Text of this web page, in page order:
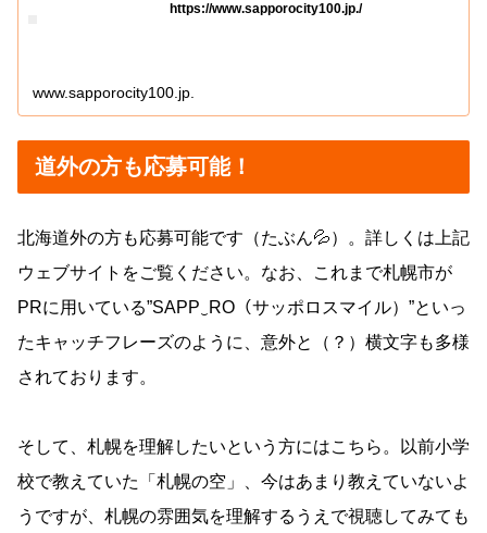
https://www.sapporocity100.jp./
www.sapporocity100.jp.
道外の方も応募可能！
北海道外の方も応募可能です（たぶん💦）。詳しくは上記
ウェブサイトをご覧ください。なお、これまで札幌市が
PRに用いている”SAPP‿RO（サッポロスマイル）”といっ
たキャッチフレーズのように、意外と（？）横文字も多様
されております。
そして、札幌を理解したいという方にはこちら。以前小学
校で教えていた「札幌の空」、今はあまり教えていないよ
うですが、札幌の雰囲気を理解するうえで視聴してみても